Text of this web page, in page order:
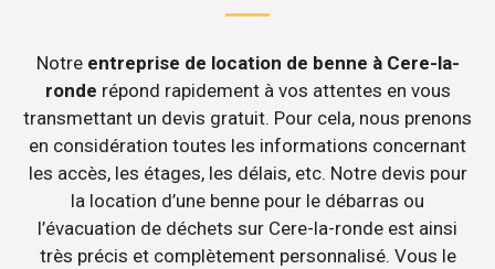
Notre entreprise de location de benne à Cere-la-
ronde répond rapidement à vos attentes en vous
transmettant un devis gratuit. Pour cela, nous prenons
en considération toutes les informations concernant
les accès, les étages, les délais, etc. Notre devis pour
la location d’une benne pour le débarras ou
l’évacuation de déchets sur Cere-la-ronde est ainsi
très précis et complètement personnalisé. Vous le